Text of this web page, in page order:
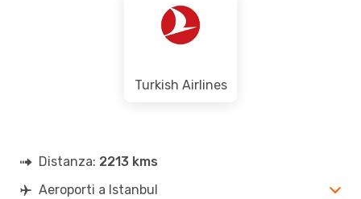
Turkish Airlines
Distanza: 2213 kms
Aeroporti a Istanbul